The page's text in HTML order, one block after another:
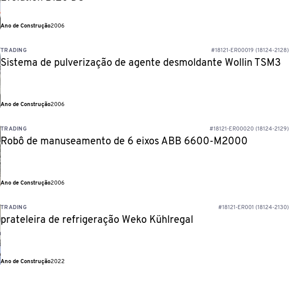
Ano de Construção2006
TRADING #18121-ER00019 (18124-2128)
Sistema de pulverização de agente desmoldante Wollin TSM3
Ano de Construção2006
TRADING #18121-ER00020 (18124-2129)
Robô de manuseamento de 6 eixos ABB 6600-M2000
Ano de Construção2006
TRADING #18121-ER001 (18124-2130)
prateleira de refrigeração Weko Kühlregal
Ano de Construção2022